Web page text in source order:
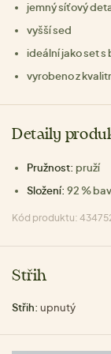
jemný síťový
vyšší sed
ideální jako set s
vyrobeno z
Detaily
Pružnost: pruží
Složení: 92 %
Kód produktu:
Střih
Střih: upnutý